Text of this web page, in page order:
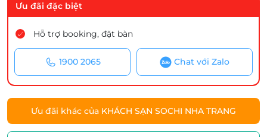
Ưu đãi đặc biệt
Hỗ trợ booking, đặt bàn
1900 2065 Chat với Zalo
Ưu đãi khác của KHÁCH SẠN SOCHI NHA TRANG